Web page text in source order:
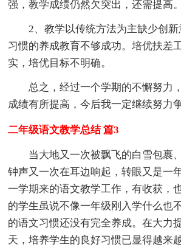
强，教学成绩仍然欠突出，还需提高。
2、教学以传统方法为主缺少创新
习惯的养成教育不够成功。培优扶差
实，培优目标不明确。
总之，经过一个学期的不懈努力，
成绩有所提高，今后我一定继续努力
二年级语文教学总结 篇3
当大地又一次被飘飞的白雪包裹
钟声又一次在耳边响起，转眼又是一
一学期来的语文教学工作，有收获，
的学生虽说不像一年级刚入学什么也
的语文习惯还没有完全养成。在大力
天，培养学生的良好习惯已显得越来